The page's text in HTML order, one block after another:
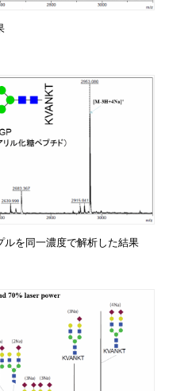
ルを同一濃度で解析した結果